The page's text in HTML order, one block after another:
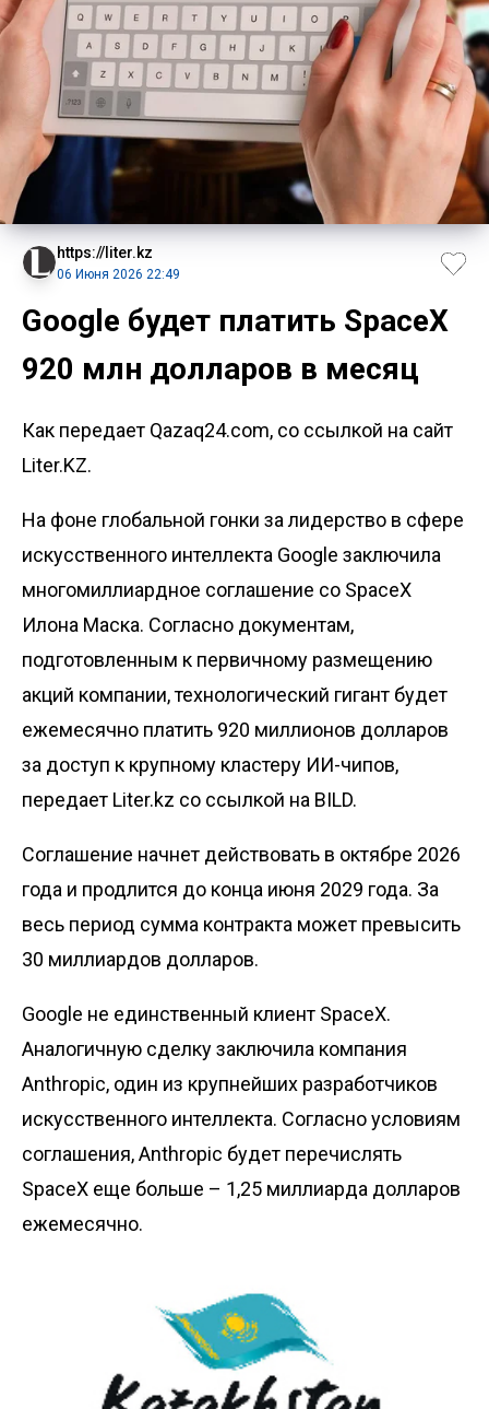
https://liter.kz
06 Июня 2026 22:49
Google будет платить SpaceX
920 млн долларов в месяц
Как передает Qazaq24.com, со ссылкой на сайт
Liter.KZ.
На фоне глобальной гонки за лидерство в сфере
искусственного интеллекта Google заключила
многомиллиардное соглашение со SpaceX
Илона Маска. Согласно документам,
подготовленным к первичному размещению
акций компании, технологический гигант будет
ежемесячно платить 920 миллионов долларов
за доступ к крупному кластеру ИИ-чипов,
передает Liter.kz со ссылкой на BILD.
Соглашение начнет действовать в октябре 2026
года и продлится до конца июня 2029 года. За
весь период сумма контракта может превысить
30 миллиардов долларов.
Google не единственный клиент SpaceX.
Аналогичную сделку заключила компания
Anthropic, один из крупнейших разработчиков
искусственного интеллекта. Согласно условиям
соглашения, Anthropic будет перечислять
SpaceX еще больше – 1,25 миллиарда долларов
ежемесячно.